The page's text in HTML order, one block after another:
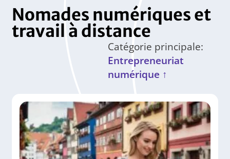
Nomades numériques et
travail à distance
Catégorie principale:
Entrepreneuriat
numérique ↑